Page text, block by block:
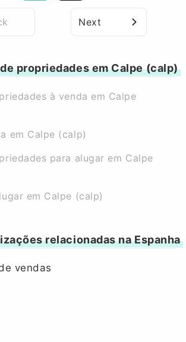
Next
propriedades em Calpe (calp)
à venda em Calpe
em Calpe (calp)
para alugar em Calpe
em Calpe (calp)
relacionadas na Espanha
vendas